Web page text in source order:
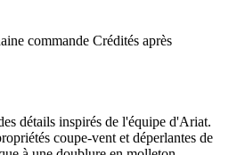
commande Crédités après
détails inspirés de l'équipe d'Ariat.
coupe-vent et déperlantes de